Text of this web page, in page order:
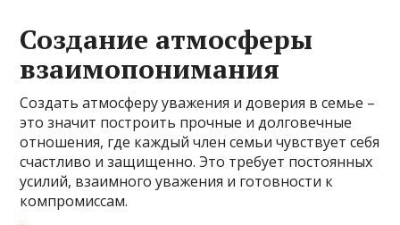
Создание атмосферы
взаимопонимания
Создать атмосферу уважения и доверия в семье –
это значит построить прочные и долговечные
отношения, где каждый член семьи чувствует себя
счастливо и защищенно. Это требует постоянных
усилий, взаимного уважения и готовности к
компромиссам.